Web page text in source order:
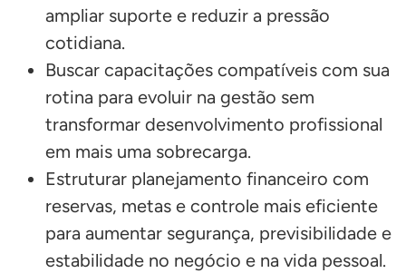
ampliar suporte e reduzir a pressão
cotidiana.
Buscar capacitações compatíveis com sua
rotina para evoluir na gestão sem
transformar desenvolvimento profissional
em mais uma sobrecarga.
Estruturar planejamento financeiro com
reservas, metas e controle mais eficiente
para aumentar segurança, previsibilidade e
estabilidade no negócio e na vida pessoal.